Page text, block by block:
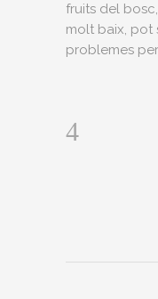
fruits del
molt baix, pot
problemes